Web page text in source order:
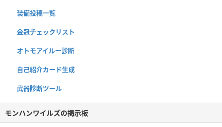
装備投稿一覧
金冠チェックリスト
オトモアイルー診断
自己紹介カード生成
武器診断ツール
モンハンワイルズの掲示板